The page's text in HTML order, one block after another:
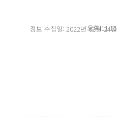
정보 수집일: 2022년 02월 24일
오후 11:15